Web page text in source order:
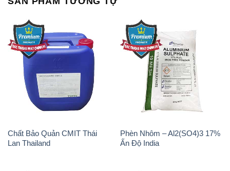
Chất Bảo Quản CMIT Thái
Lan Thailand
Phèn Nhôm – Al2(SO4)3 17%
Ấn Độ India